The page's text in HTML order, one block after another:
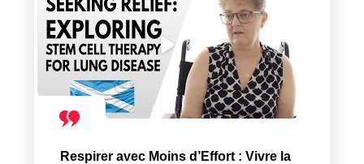
Respirer avec Moins d’Effort : Vivre la